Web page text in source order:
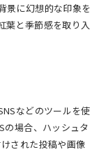
景に幻想的な印象を
葉と季節感を取り入
などのツールを使
の場合、ハッシュタ
された投稿や画像